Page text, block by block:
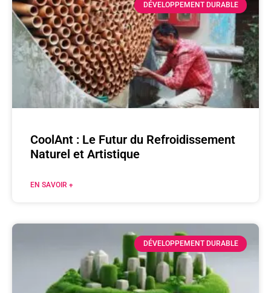
DÉVELOPPEMENT DURABLE
CoolAnt : Le Futur du Refroidissement
Naturel et Artistique
EN SAVOIR +
DÉVELOPPEMENT DURABLE